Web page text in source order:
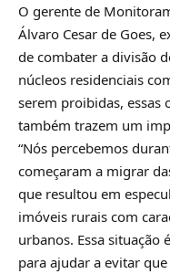
O gerente de
Álvaro Cesar de Goes,
de combater a divisão
núcleos residenciais
serem proibidas, essas
também trazem um
“Nós percebemos
começaram a migrar
que resultou em
imóveis rurais com
urbanos. Essa situação
para ajudar a evitar